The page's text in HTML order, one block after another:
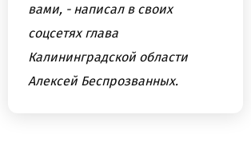
вами, - написал в своих
соцсетях глава
Калининградской области
Алексей Беспрозванных.